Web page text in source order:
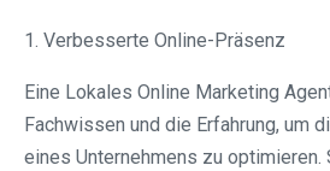
1. Verbesserte Online-Präsenz
Eine Lokales Online Marketing
Fachwissen und die Erfahrung, um
eines Unternehmens zu optimieren.